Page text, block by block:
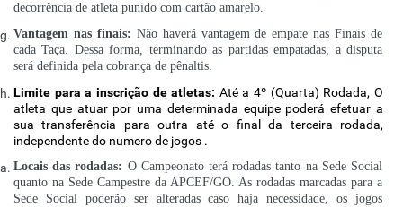
decorrência de atleta punido com cartão amarelo.
Vantagem nas finais: Não haverá vantagem de empate nas Finais de
cada Taça. Dessa forma, terminando as partidas empatadas, a disputa
será definida pela cobrança de pênaltis.
Limite para a inscrição de atletas: Até a 4º (Quarta) Rodada, O
atleta que atuar por uma determinada equipe poderá efetuar a
sua transferência para outra até o final da terceira rodada,
independente do numero de jogos .
Locais das rodadas: O Campeonato terá rodadas tanto na Sede Social
quanto na Sede Campestre da APCEF/GO. As rodadas marcadas para a
Sede Social poderão ser alteradas caso haja necessidade, os jogos